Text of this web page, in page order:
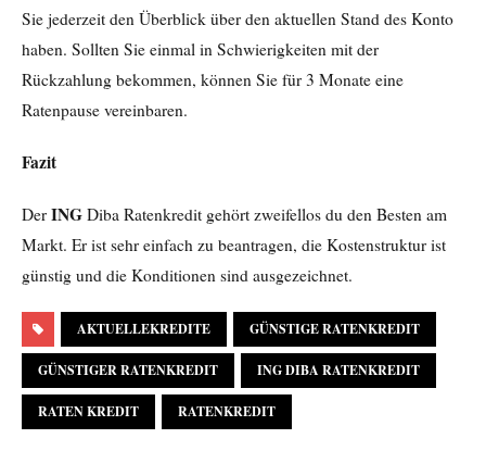
Sie jederzeit den Überblick über den aktuellen Stand des Konto
haben. Sollten Sie einmal in Schwierigkeiten mit der
Rückzahlung bekommen, können Sie für 3 Monate eine
Ratenpause vereinbaren.
Fazit
Der ING Diba Ratenkredit gehört zweifellos du den Besten am
Markt. Er ist sehr einfach zu beantragen, die Kostenstruktur ist
günstig und die Konditionen sind ausgezeichnet.
AKTUELLEKREDITE GÜNSTIGE RATENKREDIT
GÜNSTIGER RATENKREDIT ING DIBA RATENKREDIT
RATEN KREDIT RATENKREDIT